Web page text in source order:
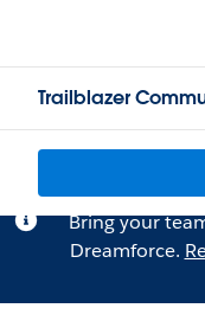
Trailblazer
Bring your
Dreamforce.